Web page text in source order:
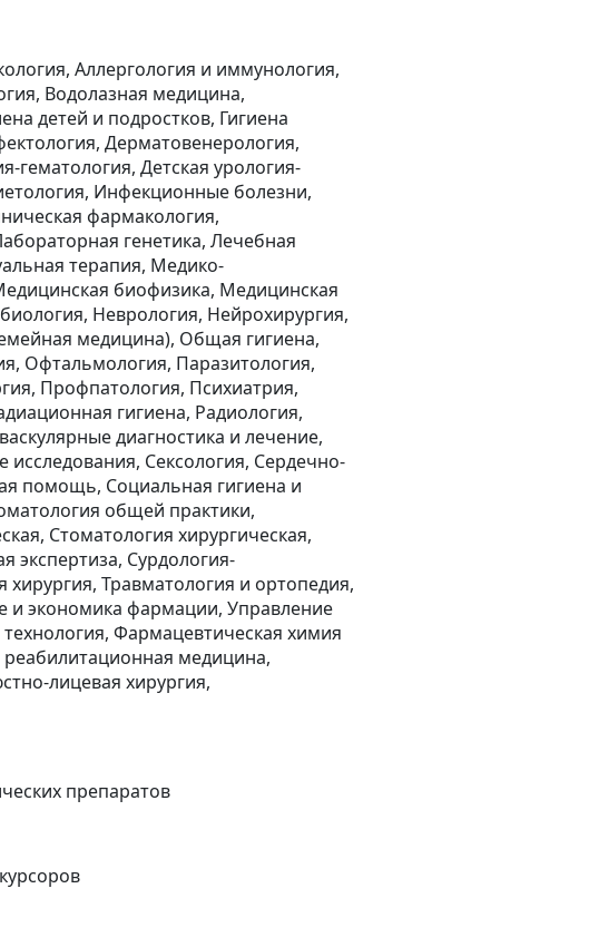
Аллергология и иммунология,
Водолазная медицина,
детей и подростков, Гигиена
Дерматовенерология,
гематология, Детская урология-
Инфекционные болезни,
фармакология,
генетика, Лечебная
терапия, Медико-
биофизика, Медицинская
Неврология, Нейрохирургия,
медицина), Общая гигиена,
Офтальмология, Паразитология,
Профпатология, Психиатрия,
гигиена, Радиология,
диагностика и лечение,
Сексология, Сердечно-
помощь, Социальная гигиена и
общей практики,
Стоматология хирургическая,
экспертиза, Сурдология-
хирургия, Травматология и ортопедия,
и экономика фармации, Управление
Фармацевтическая химия
медицина,
лицевая хирургия,
препаратов